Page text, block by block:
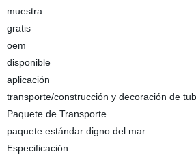
muestra
gratis
oem
disponible
aplicación
transporte/construcción y decoración de
Paquete de Transporte
paquete estándar digno del mar
Especificación